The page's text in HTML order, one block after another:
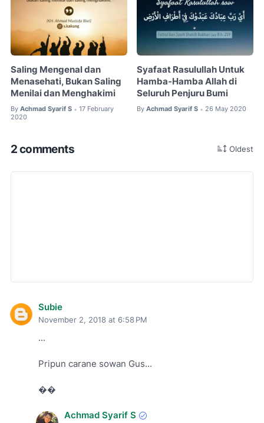
Saling Mengenal dan
Menasehati, Bukan Saling
Menilai dan Menghakimi
By Achmad Syarif S • 17 February
2020
Syafaat Rasulullah Untuk
Hamba-Hamba Allah di
Seluruh Penjuru Bumi
By Achmad Syarif S • 26 May 2020
2 comments Oldest
Subie
November 2, 2018 at 6:58 PM
...
Pripun carane sowan Gus...
��
Achmad Syarif S